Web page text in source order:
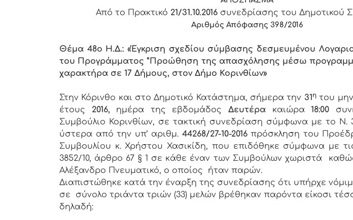
Από το Πρακτικό 21/31.10.2016συνεδρίασης του Δημοτικού
Αριθμός Απόφασης 398/2016
Θέμα 48ο Η.Δ.: «Έγκριση σχεδίου σύμβασης δεσμευμένου
του Προγράμματος ‘’Προώθηση της απασχόλησης μέσω
χαρακτήρα σε 17 Δήμους, στον Δήμο Κορινθίων»
Στην Κόρινθο και στο Δημοτικό Κατάστημα, σήμερα την 31 η του
έτους 2016, ημέρα της εβδομάδοςΔευτέρα καιώρα18:00
Συμβούλιο Κορινθίων, σε τακτική συνεδρίαση σύμφωνα με το Ν.
ύστερα από την υπ’ αριθμ. 44268/27-10-2016πρόσκληση του
Συμβουλίου κ. Χρήστου Χασικίδη, που επιδόθηκε σύμφωνα με
3852/10, άρθρο 67 § 1 σε κάθε έναν των Συμβούλων χωριστά
Αλέξανδρο Πνευματικό, ο οποίος ήταν παρών.
Διαπιστώθηκε κατά την έναρξη της συνεδρίασης ότι υπήρχε
σε σύνολο τριάντα τριών (33) μελών βρέθηκαν παρόντα είκοσι
δηλαδή: